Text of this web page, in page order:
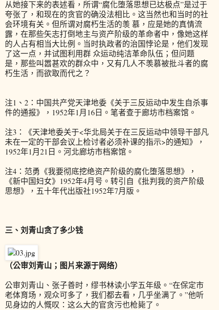
从她接下来的表述看，所谓“腐化堕落思想已达极点”是过于
夸张了，和现在的贪官的确没法相比。这当然也和当时的社
会环境有关。但所谓对腐朽生活的羡 慕，应是她的真情流
露，在那些矢志打倒地主与资产阶级的革命者中，像她这样
的人占有相当大比例。当时执政者的治国悖论是，他们发现
了这一点，并试图利用群 众运动纯洁革命队伍；但问题
是，那些叫嚣甚欢的群众中，又有几人不羡慕被批斗者的腐
朽生活，而欲取而代之？
注1、2：中国共产党天津地委《关于三反运动中发生自杀事
件的通报》，1952年1月16日。笔者查于廊坊市档案馆。
注3：《天津地委关于<华北局关于在三反运动中领导干部凡
未在一定的干部会议上检讨者必须补课的指示>的通知》，
1952年1月21日。河北廊坊市档案馆。
注4：范勇《我要彻底挖绝资产阶级的腐化堕落思想》，
《新中国妇女》1952年4月号。转引自《批判我的资产阶级
思想》，五十年代出版社1952年7月版。
三、刘青山贪了多少钱
（公审刘青山；图片来源于网络）
公审刘青山、张子善时，缪书林读小学五年级。“在保定市
老体育场，观众可多了，我们都去看，几乎坐满了。”他听
见身边的人慨叹：这么大的官贪污也枪毙了。